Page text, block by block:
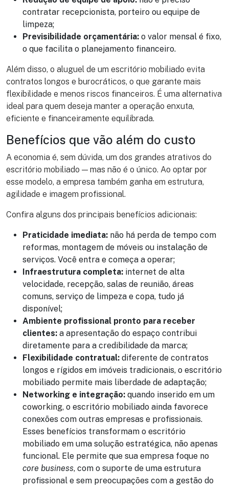
contratar recepcionista, porteiro ou equipe de
limpeza;
Previsibilidade orçamentária: o valor mensal é fixo,
o que facilita o planejamento financeiro.
Além disso, o aluguel de um escritório mobiliado evita
contratos longos e burocráticos, o que garante mais
flexibilidade e menos riscos financeiros. É uma alternativa
ideal para quem deseja manter a operação enxuta,
eficiente e financeiramente equilibrada.
Benefícios que vão além do custo
A economia é, sem dúvida, um dos grandes atrativos do
escritório mobiliado — mas não é o único. Ao optar por
esse modelo, a empresa também ganha em estrutura,
agilidade e imagem profissional.
Confira alguns dos principais benefícios adicionais:
Praticidade imediata: não há perda de tempo com
reformas, montagem de móveis ou instalação de
serviços. Você entra e começa a operar;
Infraestrutura completa: internet de alta
velocidade, recepção, salas de reunião, áreas
comuns, serviço de limpeza e copa, tudo já
disponível;
Ambiente profissional pronto para receber
clientes: a apresentação do espaço contribui
diretamente para a credibilidade da marca;
Flexibilidade contratual: diferente de contratos
longos e rígidos em imóveis tradicionais, o escritório
mobiliado permite mais liberdade de adaptação;
Networking e integração: quando inserido em um
coworking, o escritório mobiliado ainda favorece
conexões com outras empresas e profissionais.
Esses benefícios transformam o escritório
mobiliado em uma solução estratégica, não apenas
funcional. Ele permite que sua empresa foque no
core business, com o suporte de uma estrutura
profissional e sem preocupações com a gestão do